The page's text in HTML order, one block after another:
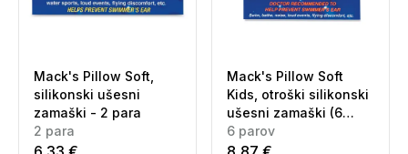
Mack's Pillow Soft,
silikonski ušesni
zamaški - 2 para
2 para
Mack's Pillow Soft
Kids, otroški silikonski
ušesni zamaški (6
parov)
6 parov